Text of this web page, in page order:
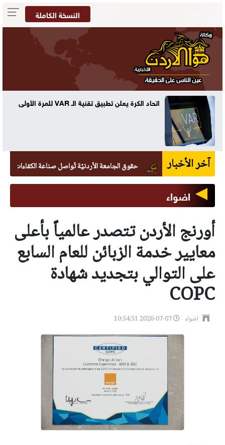
النسخة الكاملة
اتحاد الكرة يعلن تطبيق تقنية الـ VAR للمرة الأولى
آخر الأخبار حقوق الجامعة الأردنيّة تُواصل صناعة الكفاءات القانونيّة بتخريج 265
اضواء
أورنج الأردن تتصدر عالمياً بأعلى
معايير خدمة الزبائن للعام السابع
على التوالي بتجديد شهادة
COPC
اضواء